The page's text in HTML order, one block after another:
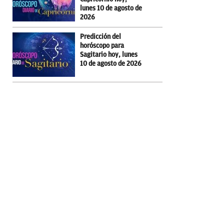
lunes 10 de agosto de
2026
Predicción del
horóscopo para
Sagitario hoy, lunes
10 de agosto de 2026